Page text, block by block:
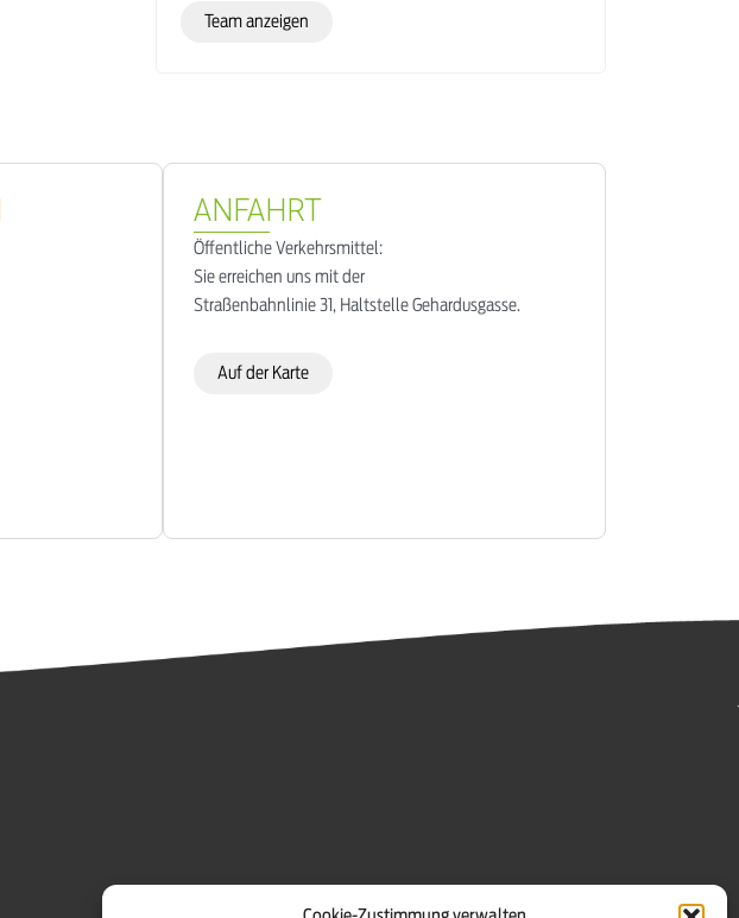
Team anzeigen
ANFAHRT
Öffentliche Verkehrsmittel:
Sie erreichen uns mit der
Straßenbahnlinie 31, Haltstelle Gehardusgasse.
Auf der Karte